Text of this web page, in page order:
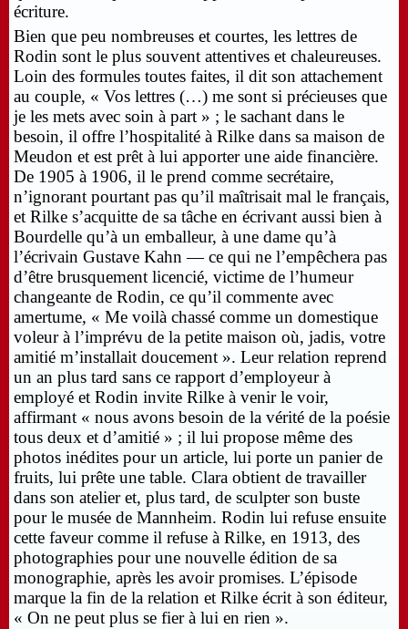
écriture.
Bien que peu nombreuses et courtes, les lettres de
Rodin sont le plus souvent attentives et chaleureuses.
Loin des formules toutes faites, il dit son attachement
au couple, « Vos lettres (…) me sont si précieuses que
je les mets avec soin à part » ; le sachant dans le
besoin, il offre l’hospitalité à Rilke dans sa maison de
Meudon et est prêt à lui apporter une aide financière.
De 1905 à 1906, il le prend comme secrétaire,
n’ignorant pourtant pas qu’il maîtrisait mal le français,
et Rilke s’acquitte de sa tâche en écrivant aussi bien à
Bourdelle qu’à un emballeur, à une dame qu’à
l’écrivain Gustave Kahn — ce qui ne l’empêchera pas
d’être brusquement licencié, victime de l’humeur
changeante de Rodin, ce qu’il commente avec
amertume, « Me voilà chassé comme un domestique
voleur à l’imprévu de la petite maison où, jadis, votre
amitié m’installait doucement ». Leur relation reprend
un an plus tard sans ce rapport d’employeur à
employé et Rodin invite Rilke à venir le voir,
affirmant « nous avons besoin de la vérité de la poésie
tous deux et d’amitié » ; il lui propose même des
photos inédites pour un article, lui porte un panier de
fruits, lui prête une table. Clara obtient de travailler
dans son atelier et, plus tard, de sculpter son buste
pour le musée de Mannheim. Rodin lui refuse ensuite
cette faveur comme il refuse à Rilke, en 1913, des
photographies pour une nouvelle édition de sa
monographie, après les avoir promises. L’épisode
marque la fin de la relation et Rilke écrit à son éditeur,
« On ne peut plus se fier à lui en rien ».